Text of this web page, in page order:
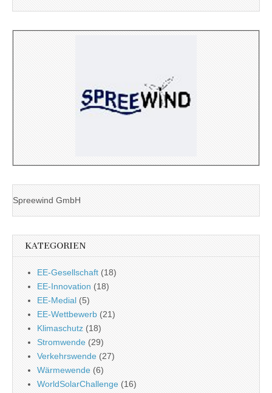
Spreewind GmbH
KATEGORIEN
EE-Gesellschaft (18)
EE-Innovation (18)
EE-Medial (5)
EE-Wettbewerb (21)
Klimaschutz (18)
Stromwende (29)
Verkehrswende (27)
Wärmewende (6)
WorldSolarChallenge (16)